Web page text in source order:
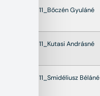
22011_Bőczén Gyuláné
22011_Kutasi Andrásné
22011_Smidéliusz Béláné